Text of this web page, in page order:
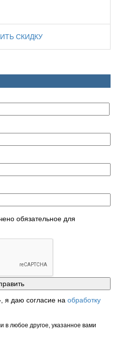
СКИДКУ
обязательное для
я даю согласие на обработку
в любое другое, указанное вами